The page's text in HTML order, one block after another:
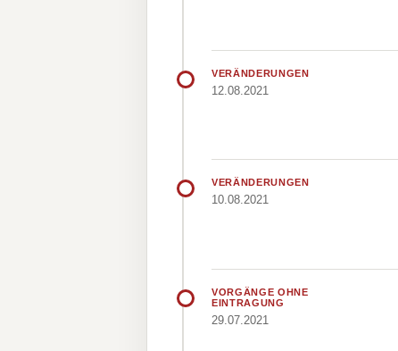
VERÄNDERUNGEN
12.08.2021
VERÄNDERUNGEN
10.08.2021
VORGÄNGE OHNE
EINTRAGUNG
29.07.2021